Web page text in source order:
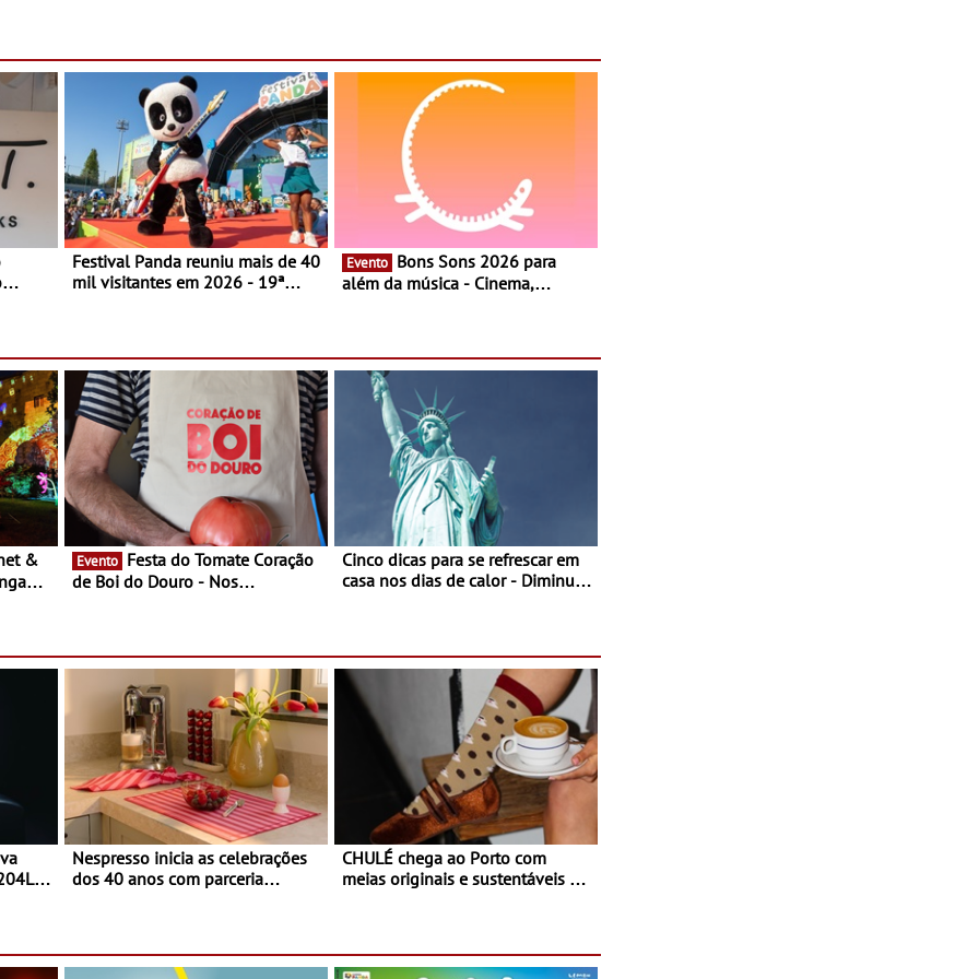
gastronomia mediterrânica,
cocktails de assinatura e música
Festival Panda reuniu mais de 40
mil visitantes em 2026 - 19ª
festa em Oeiras e na Maia
Evento
além da música - Cinema,
Evento
de Boi do Douro - Nos
Cinco dicas para se refrescar em
casa nos dias de calor - Diminuir
Nespresso inicia as celebrações
dos 40 anos com parceria
Torres Novas
CHULÉ chega ao Porto com
meias originais e sustentáveis - A